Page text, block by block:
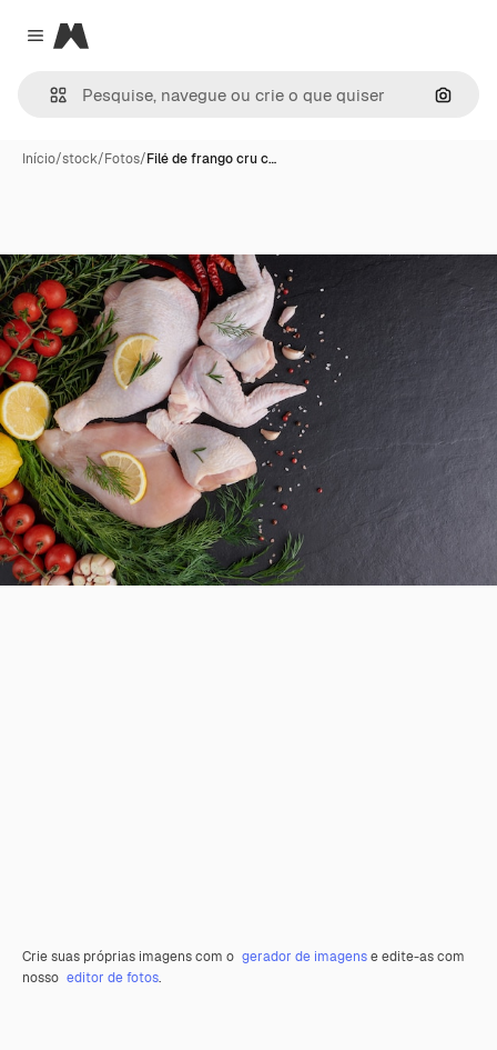
Close menu
Magnific
Início/stock/Fotos/Filé de frango cru c…
Crie suas próprias imagens com o gerador de imagense edite-as com
nosso editor de fotos.